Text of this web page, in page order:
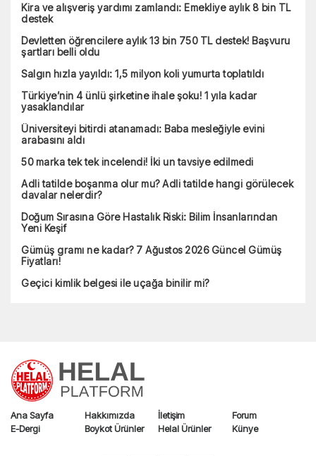
Kira ve alışveriş yardımı zamlandı: Emekliye aylık 8 bin TL
destek
Devletten öğrencilere aylık 13 bin 750 TL destek! Başvuru
şartları belli oldu
Salgın hızla yayıldı: 1,5 milyon koli yumurta toplatıldı
Türkiye’nin 4 ünlü şirketine ihale şoku! 1 yıla kadar
yasaklandılar
Üniversiteyi bitirdi atanamadı: Baba mesleğiyle evini
arabasını aldı
50 marka tek tek incelendi! İki un tavsiye edilmedi
Adli tatilde boşanma olur mu? Adli tatilde hangi görülecek
davalar nelerdir?
Doğum Sırasına Göre Hastalık Riski: Bilim İnsanlarından
Yeni Keşif
Gümüş gramı ne kadar? 7 Ağustos 2026 Güncel Gümüş
Fiyatları!
Geçici kimlik belgesi ile uçağa binilir mi?
Ana Sayfa Hakkımızda İletişim
Forum
E-Dergi
Boykot Ürünler Helal Ürünler Künye